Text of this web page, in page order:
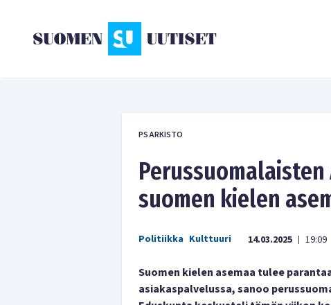
PS ARKISTO
suomen kielen
Politiikka Kulttuuri 14.03.2025 | 19:09
Suomen kielen asemaa tulee
asiakaspalvelussa, sanoo